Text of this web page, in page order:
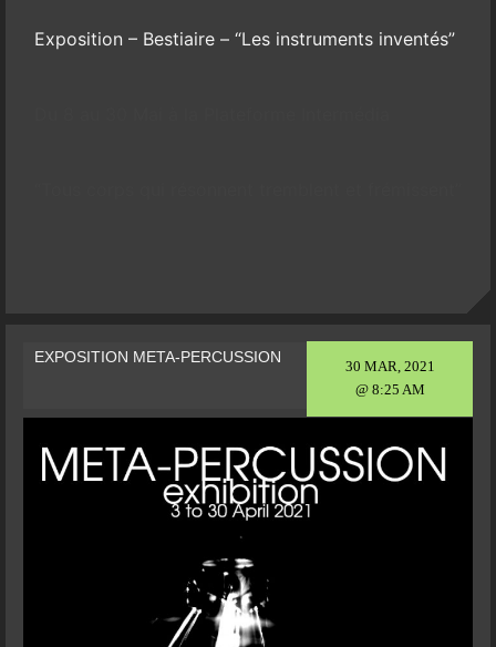
Exposition – Bestiaire – “Les instruments inventés”
30 MAR, 2021
@ 8:25 AM
EXPOSITION META-PERCUSSION